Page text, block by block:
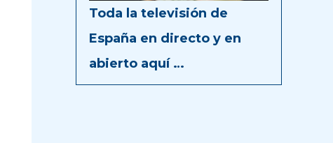
Toda la televisión de
España en directo y en
abierto aquí …